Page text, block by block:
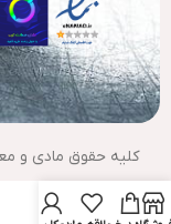
کلیه حقوق مادی و